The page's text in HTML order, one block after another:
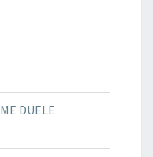
ME DUELE